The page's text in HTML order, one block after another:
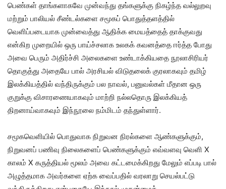
பெண்கள் தாங்களாகவே முன்வந்து தங்களுக்கு நிகழ்ந்த வல்லுறவு
மற்றும் பாலியல் சீண்டல்களை சமூகப் பொதுத்தளத்தில்
வெளிப்படையாக முன்வைத்து ஆதிக்க மையத்தைத் தாக்குவது
என்கிற முறையில் ஒரு பாய்ச்சலாக உலகக் கவனத்தை ஈர்த்த போது
அவை பெரும் அதிர்ச்சி அலைகளை உண்டாக்கியதை நூலாசிரியர்
தொகுத்து அதையே பால் அரசியல் விடுதலைக் குரலாகவும் தமிழ்
இலக்கியத்தில் வந்திருக்கும் பல நாவல், பனுவல்கள் மீதான ஒரு
குறுக்கு விசாரணையாகவும் மாற்றி நல்லதொரு இலக்கியத்
திறனாய்வாகவும் இந்நூலை நம்மிடம் தந்துள்ளார்.
சமூகவெளியில் பொதுவாக நிறுவன நிரல்களை ஆண்களுக்கும்,
நிறுவனப் பணிவு நிலைகளைப் பெண்களுக்கும் எவ்வளவு வெளி X
காலம் X கருத்தியல் மூலம் அவை கட்டமைக்கிறது மேலும் எப்படி பால்
அழுத்தமாக அவர்களை ஏற்க வைப்பதில் வரலாறு செயல்பட்டு